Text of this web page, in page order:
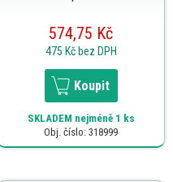
574,75 Kč
475 Kč bez DPH
Koupit
SKLADEM nejméně 1 ks
Obj. číslo: 318999